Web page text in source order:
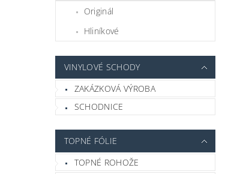
Originál
Hliníkové
VINYLOVÉ SCHODY
ZAKÁZKOVÁ VÝROBA
SCHODNICE
TOPNÉ FÓLIE
TOPNÉ ROHOŽE